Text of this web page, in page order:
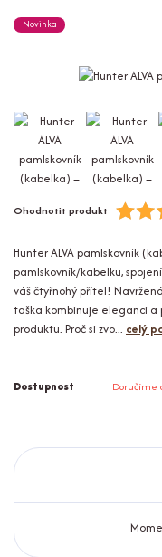
Novinka
Ohodnotit produkt
Hunter ALVA pamlskovník
pamlskovník/kabelku,
váš čtyřnohý přítel!
taška kombinuje eleganci
produktu. Proč si zvo... celý
Dostupnost Doručíme